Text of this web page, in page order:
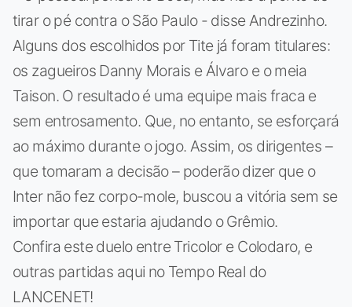
tirar o pé contra o São Paulo - disse Andrezinho.
Alguns dos escolhidos por Tite já foram titulares:
os zagueiros Danny Morais e Álvaro e o meia
Taison. O resultado é uma equipe mais fraca e
sem entrosamento. Que, no entanto, se esforçará
ao máximo durante o jogo. Assim, os dirigentes –
que tomaram a decisão – poderão dizer que o
Inter não fez corpo-mole, buscou a vitória sem se
importar que estaria ajudando o Grêmio.
Confira este duelo entre Tricolor e Colodaro, e
outras partidas aqui no Tempo Real do
LANCENET!